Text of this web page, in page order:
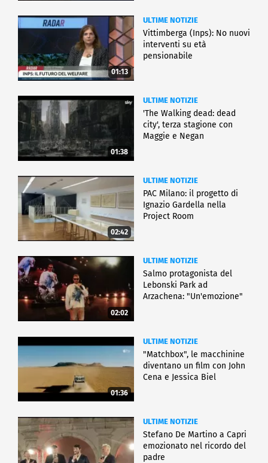
01:13
ULTIME NOTIZIE
Vittimberga (Inps): No nuovi
interventi su età
pensionabile
01:38
ULTIME NOTIZIE
'The Walking dead: dead
city', terza stagione con
Maggie e Negan
02:42
ULTIME NOTIZIE
PAC Milano: il progetto di
Ignazio Gardella nella
Project Room
02:02
ULTIME NOTIZIE
Salmo protagonista del
Lebonski Park ad
Arzachena: "Un'emozione"
01:36
ULTIME NOTIZIE
"Matchbox", le macchinine
diventano un film con John
Cena e Jessica Biel
ULTIME NOTIZIE
Stefano De Martino a Capri
emozionato nel ricordo del
padre